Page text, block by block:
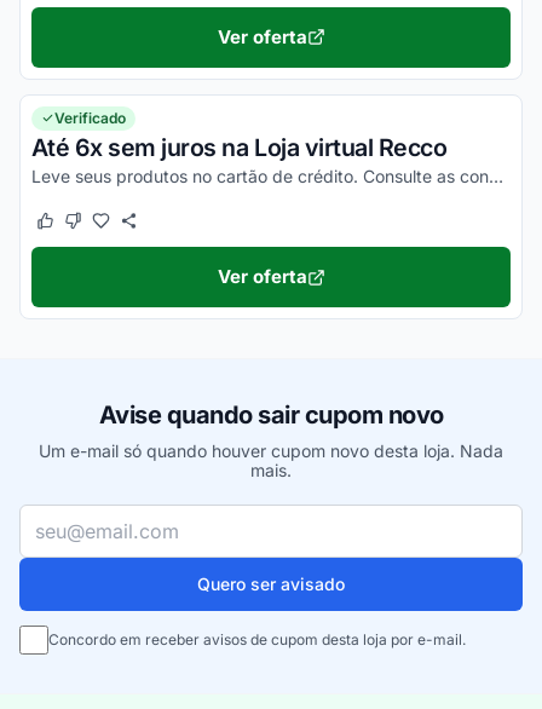
Ver oferta
Verificado
Até 6x sem juros na Loja virtual Recco
Leve seus produtos no cartão de crédito. Consulte as condições e confira!
Este cupom funcionou
Este cupom não funcionou
Ver oferta
Avise quando sair cupom novo
Um e-mail só quando houver cupom novo desta loja. Nada
mais.
Seu e-mail
Quero ser avisado
Concordo em receber avisos de cupom desta loja por e-mail.